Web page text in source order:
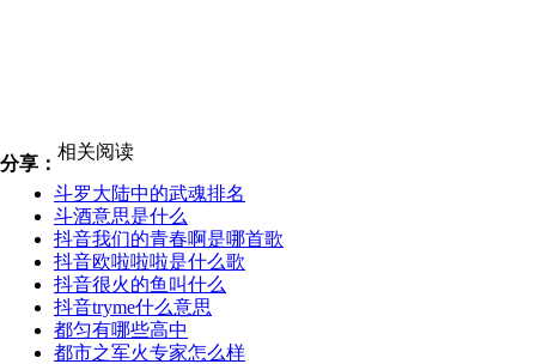
分享：
相关阅读
斗罗大陆中的武魂排名
斗酒意思是什么
抖音我们的青春啊是哪首歌
抖音欧啦啦啦是什么歌
抖音很火的鱼叫什么
抖音tryme什么意思
都匀有哪些高中
都市之军火专家怎么样